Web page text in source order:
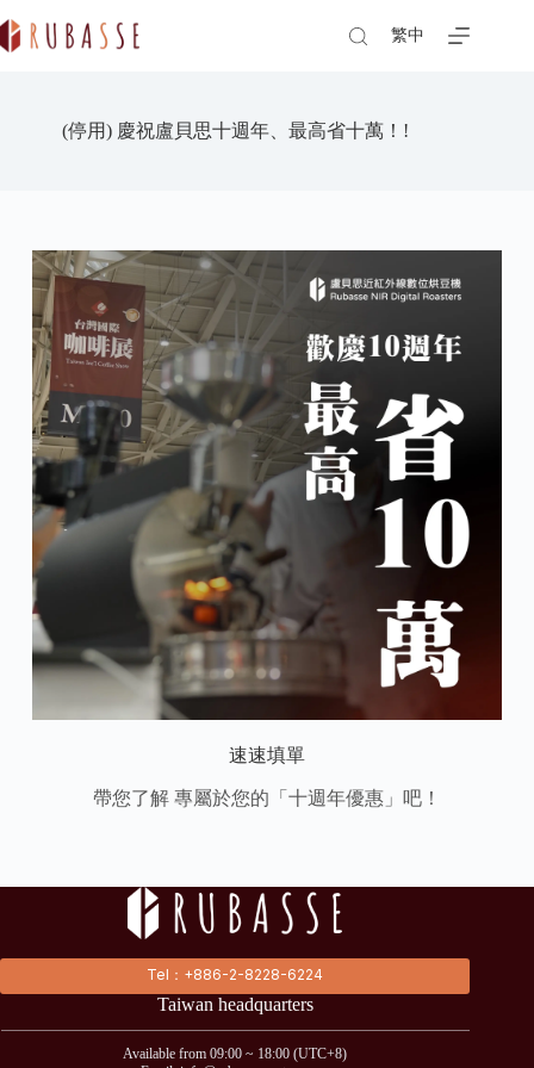
to
content
繁中
(停用) 慶祝盧貝思十週年、最高省十萬！!
速速填單
帶您了解 專屬於您的「十週年優惠」吧！
Tel：+886-2-8228-6224
Taiwan headquarters
Available from 09:00 ~ 18:00 (UTC+8)